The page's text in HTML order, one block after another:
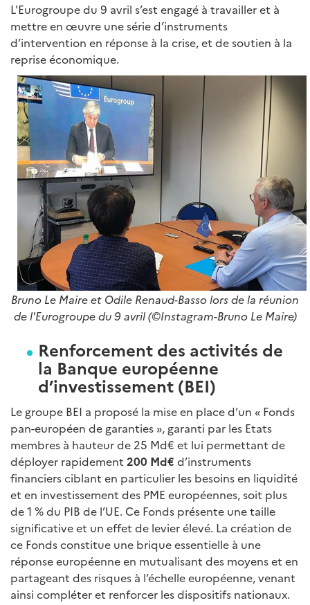
L'Eurogroupe du 9 avril s’est engagé à travailler et à
mettre en œuvre une série d’instruments
d’intervention en réponse à la crise, et de soutien à la
reprise économique.
Bruno Le Maire et Odile Renaud-Basso lors de la réunion
de l'Eurogroupe du 9 avril (©Instagram-Bruno Le Maire)
Renforcement des activités de
la Banque européenne
d’investissement (BEI)
Le groupe BEI a proposé la mise en place d’un « Fonds
pan-européen de garanties », garanti par les Etats
membres à hauteur de 25 Md€ et lui permettant de
déployer rapidement 200 Md€ d’instruments
financiers ciblant en particulier les besoins en liquidité
et en investissement des PME européennes, soit plus
de 1 % du PIB de l’UE. Ce Fonds présente une taille
significative et un effet de levier élevé. La création de
ce Fonds constitue une brique essentielle à une
réponse européenne en mutualisant des moyens et en
partageant des risques à l’échelle européenne, venant
ainsi compléter et renforcer les dispositifs nationaux.